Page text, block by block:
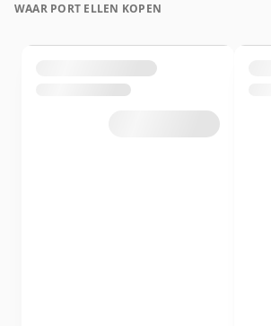
WAAR PORT ELLEN KOPEN